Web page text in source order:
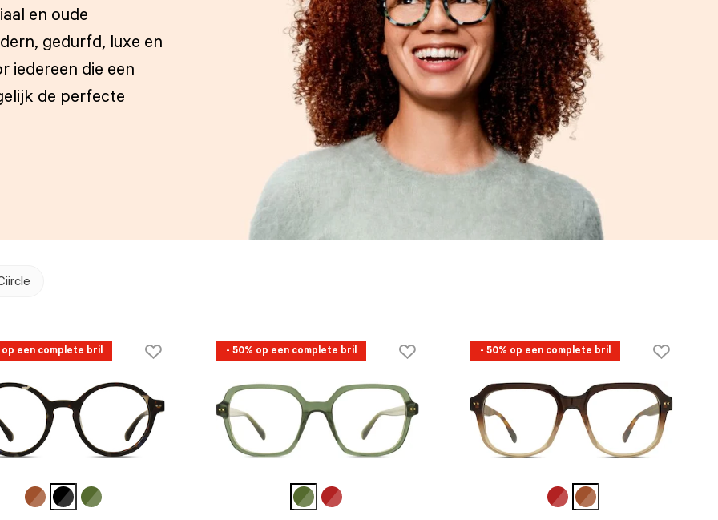
en oude
gedurfd, luxe en
iedereen die een
de perfecte
op een complete bril - 50% op een complete bril - 50% op een complete bril